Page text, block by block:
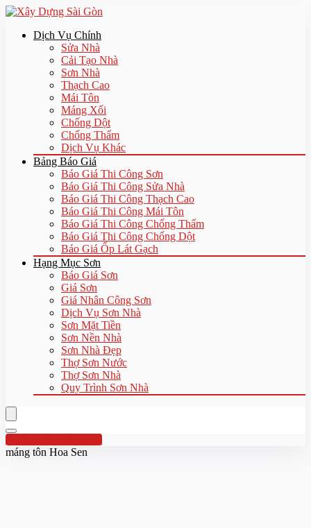
Dịch Vụ Chính
Sửa Nhà
Cải Tạo Nhà
Sơn Nhà
Thạch Cao
Mái Tôn
Máng Xối
Chống Dột
Chống Thấm
Dịch Vụ Khác
Bảng Báo Giá
Báo Giá Thi Công Sơn
Báo Giá Thi Công Sửa Nhà
Báo Giá Thi Công Thạch Cao
Báo Giá Thi Công Mái Tôn
Báo Giá Thi Công Chống Thấm
Báo Giá Thi Công Chống Dột
Báo Giá Ốp Lát Gạch
Hạng Mục Sơn
Báo Giá Sơn
Giá Sơn
Giá Nhân Công Sơn
Dịch Vụ Sơn Nhà
Sơn Mặt Tiền
Sơn Nền Nhà
Sơn Nhà Đẹp
Thợ Sơn Nước
Thợ Sơn Nhà
Quy Trình Sơn Nhà
Hotline:0961 894 472
máng tôn Hoa Sen